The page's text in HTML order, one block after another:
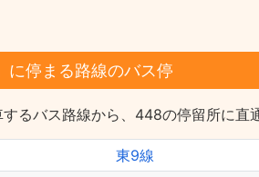
に停まる路線のバス停
るバス路線から、448の停留所に直
東9線